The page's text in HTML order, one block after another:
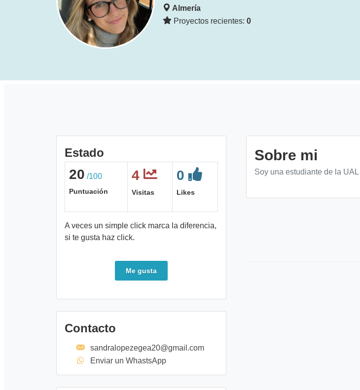
Almería
Proyectos recientes: 0
Estado
20 /100
Puntuación
4
Visitas
0
Likes
A veces un simple click marca la diferencia,
si te gusta haz click.
Me gusta
Contacto
sandralopezegea20@gmail.com
Enviar un WhastsApp
Sobre mi
Soy una estudiante de la UAL